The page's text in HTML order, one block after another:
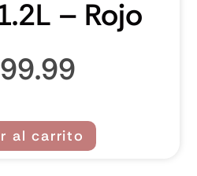
– Rojo
al carrito